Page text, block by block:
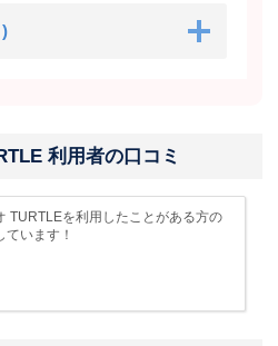
利用者の口コミ
TURTLEを利用したことがある方の
ています！